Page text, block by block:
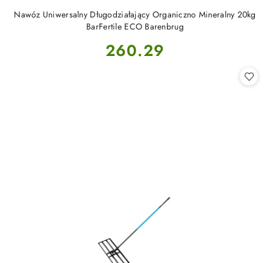
Nawóz Uniwersalny Długodziałający Organiczno Mineralny 20kg
BarFertile ECO Barenbrug
Cena:
260.29